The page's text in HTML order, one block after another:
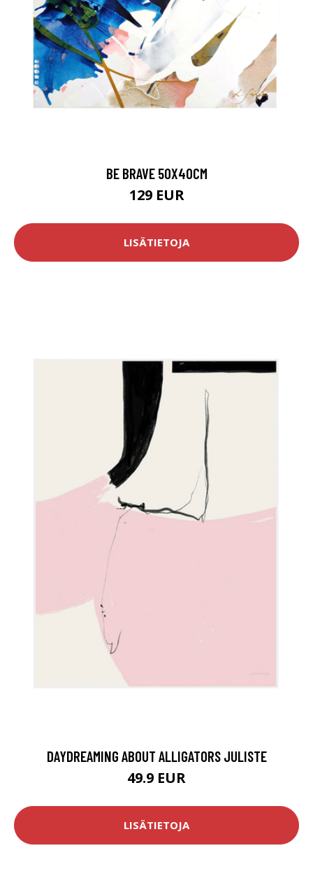
BE BRAVE 50X40CM
129 EUR
LISÄTIETOJA
DAYDREAMING ABOUT ALLIGATORS JULISTE
49.9 EUR
LISÄTIETOJA